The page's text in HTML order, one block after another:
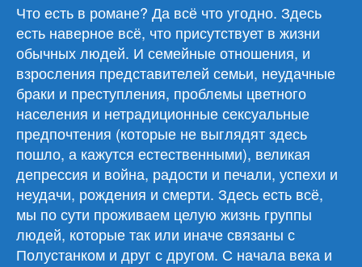
Что есть в романе? Да всё что угодно. Здесь
есть наверное всё, что присутствует в жизни
обычных людей. И семейные отношения, и
взросления представителей семьи, неудачные
браки и преступления, проблемы цветного
населения и нетрадиционные сексуальные
предпочтения (которые не выглядят здесь
пошло, а кажутся естественными), великая
депрессия и война, радости и печали, успехи и
неудачи, рождения и смерти. Здесь есть всё,
мы по сути проживаем целую жизнь группы
людей, которые так или иначе связаны с
Полустанком и друг с другом. С начала века и